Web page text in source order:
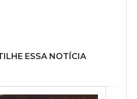
ESSA NOTÍCIA